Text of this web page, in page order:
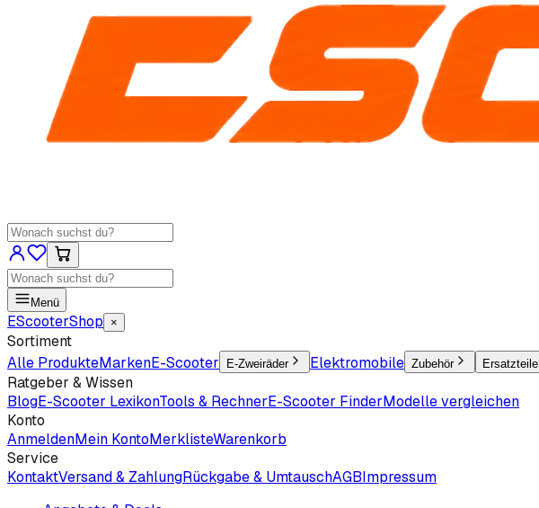
Menü
EScooterShop ×
Sortiment
Alle ProdukteMarkenE-Scooter E-Zweiräder Elektromobile Zubehör Ersatzteile
Ratgeber & Wissen
BlogE-Scooter LexikonTools & RechnerE-Scooter FinderModelle vergleichen
Konto
AnmeldenMein KontoMerklisteWarenkorb
Service
KontaktVersand & ZahlungRückgabe & UmtauschAGBImpressum